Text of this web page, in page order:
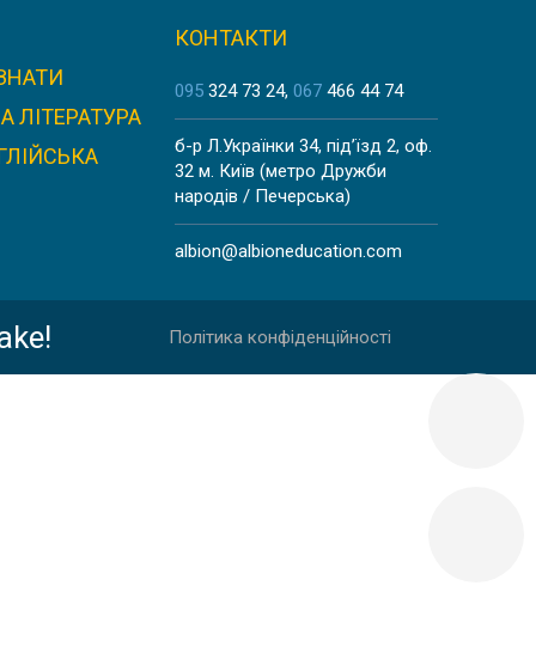
ЛІТЕРАТУРА
КОНТАКТИ
095 324 73 24 067 466 44 74
б-р Л.Українки 34, під’їзд 2, оф.
32 м. Київ (метро Дружби
народів / Печерська)
albion@albioneducation.com
Політика конфіденційності